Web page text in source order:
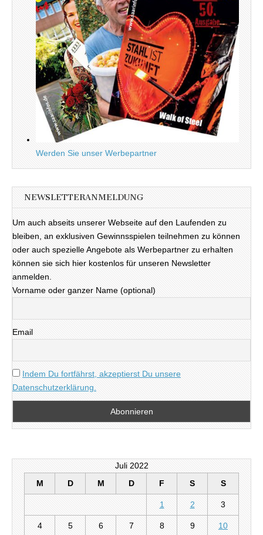
Werden Sie unser Werbepartner
NEWSLETTERANMELDUNG
Um auch abseits unserer Webseite auf den Laufenden zu
bleiben, an exklusiven Gewinnsspielen teilnehmen zu können
oder auch spezielle Angebote als Werbepartner zu erhalten
können sie sich hier kostenlos für unseren Newsletter
anmelden.
Vorname oder ganzer Name (optional)
Email
Indem Du fortfährst, akzeptierst Du unsere
Datenschutzerklärung.
Juli 2022
M
D M D F S S
1 2 3
4 5 6 7 8 9 10